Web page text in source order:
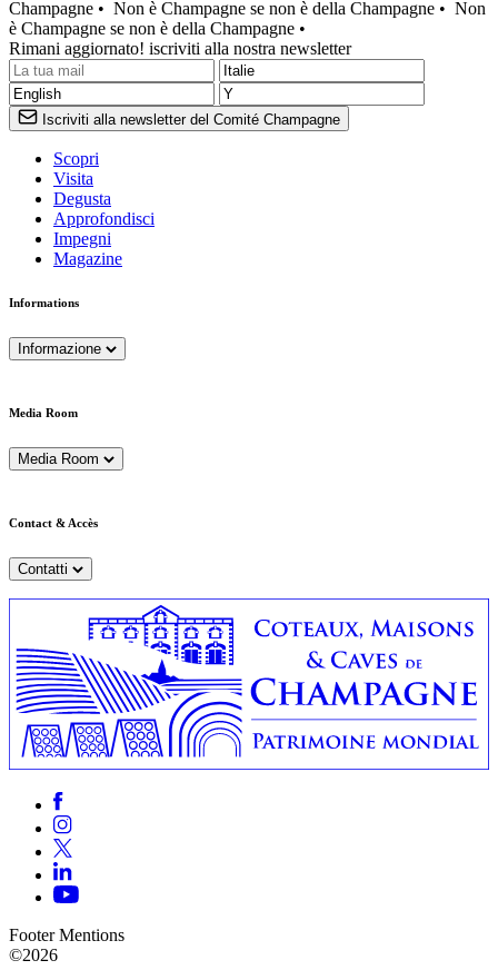
Champagne • Non è Champagne se non è della Champagne • Non
è Champagne se non è della Champagne •
Rimani aggiornato! iscriviti alla nostra newsletter
Iscriviti alla newsletter del Comité Champagne
Scopri
Visita
Degusta
Approfondisci
Impegni
Magazine
Informations
Informazione
Media Room
Media Room
Contact & Accès
Contatti
Footer Mentions
©2026